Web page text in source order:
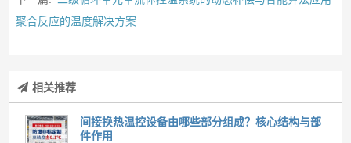
聚合反应的温度解决方案
相关推荐
间接换热温控设备由哪些部分组成？核心结构与部
件作用